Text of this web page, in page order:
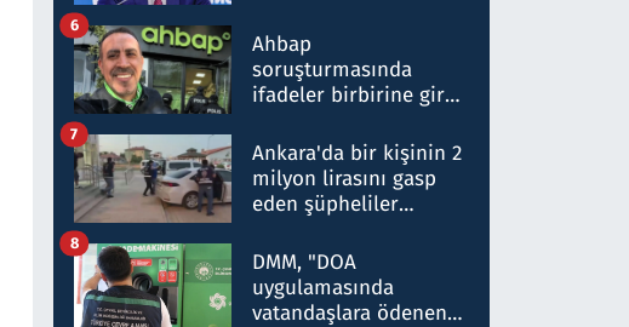
nitelikte olduğunu
belirtti
Ahbap
soruşturmasında
ifadeler birbirine girdi:
ifadelerinden ortaya
çıkan tablo şok etti
6
Ankara'da bir kişinin 2
milyon lirasını gasp
eden şüpheliler
7
DMM, "DOA
uygulamasında
vatandaşlara ödenen
8